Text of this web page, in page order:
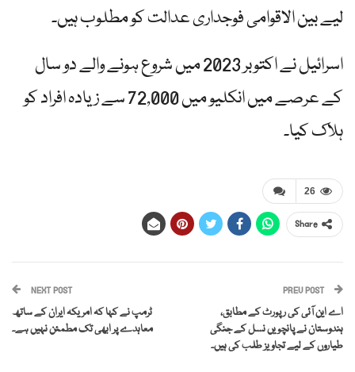
لیے بین الاقوامی فوجداری عدالت کو مطلوب ہیں۔
اسرائیل نے اکتوبر 2023 میں شروع ہونے والے دو سال
کے عرصے میں انکلیو میں 72,000 سے زیادہ افراد کو
ہلاک کیا۔
26
Share
PREV POST
اے این آئی کی رپورٹ کے مطابق،
ہندوستان نے پانچویں نسل کے جنگی
طیاروں کے لیے تجاویز طلب کی ہیں۔
NEXT POST
ٹرمپ نے کہا کہ امریکہ ایران کے ساتھ
معاہدے پر ابھی تک مطمئن نہیں ہے۔